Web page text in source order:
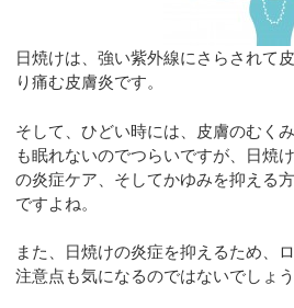
日焼けは、強い紫外線にさらされて
り痛む皮膚炎です。
そして、ひどい時には、皮膚のむく
も眠れないのでつらいですが、日焼
の炎症ケア、そしてかゆみを抑える
ですよね。
また、日焼けの炎症を抑えるため、
注意点も気になるのではないでしょう